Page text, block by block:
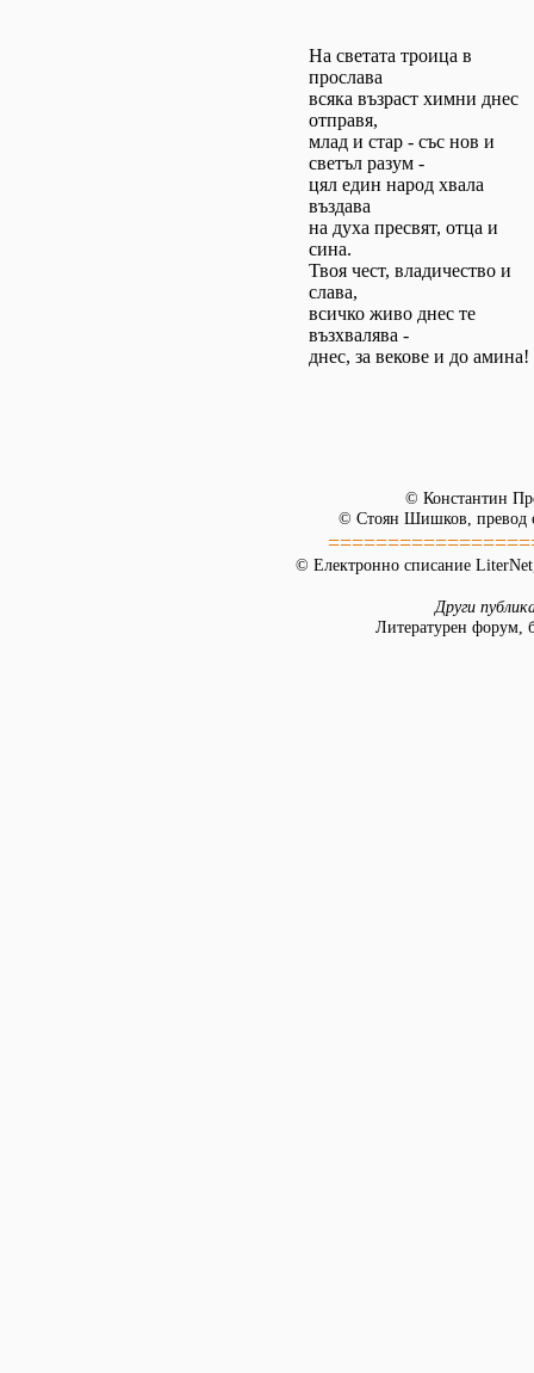
На светата троица в
прослава
всяка възраст химни днес
отправя,
млад и стар - със нов и
светъл разум -
цял един народ хвала
въздава
на духа пресвят, отца и
сина.
Твоя чест, владичество и
слава,
всичко живо днес те
възхвалява -
днес, за векове и до амина!
© Константин
© Стоян Шишков, превод
© Електронно списание
Други
Литературен форум,